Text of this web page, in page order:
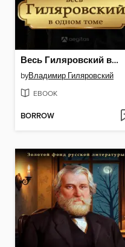
Весь Гиляровский в одном томе. Сочинения в четырех томах.
byВладимир Гиляровский
EBOOK
BORROW